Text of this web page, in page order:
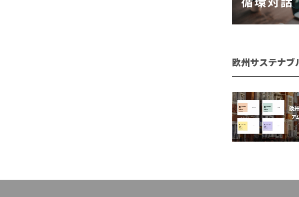
欧州サステナブ